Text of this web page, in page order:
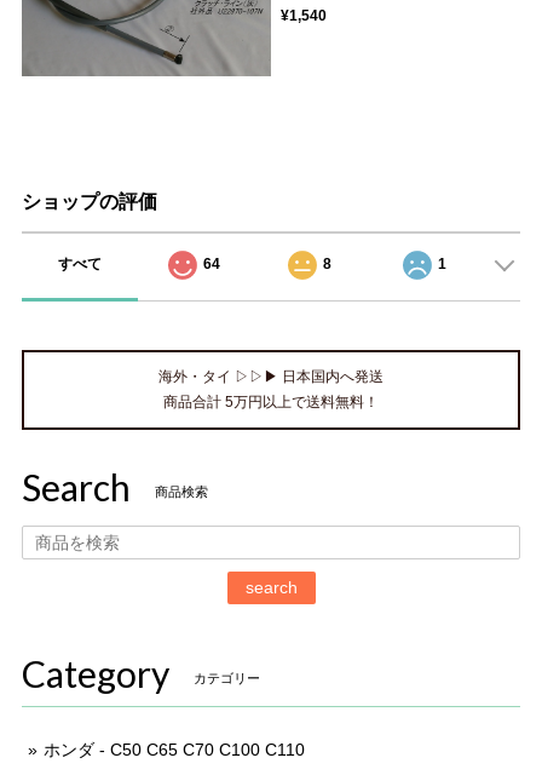
¥1,540
ショップの評価
すべて 64 8 1
海外・タイ ▷▷▶ 日本国内へ発送
商品合計 5万円以上で送料無料！
Search 商品検索
search
Category カテゴリー
ホンダ - C50 C65 C70 C100 C110